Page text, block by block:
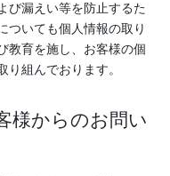
び漏えい等を防止するた
ついても個人情報の取り
教育を施し、お客様の個
り組んでおります。
様からのお問い